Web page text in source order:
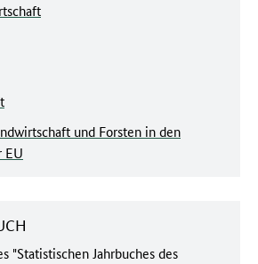
und Forsten in den
EU
"Statistischen Jahrbuches des